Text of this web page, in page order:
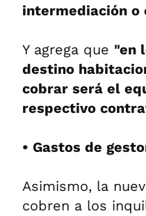
intermediación o
Y agrega que "en
destino
cobrar será el
respectivo
• Gastos de
Asimismo, la
cobren a los